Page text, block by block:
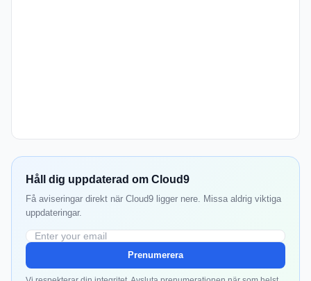
Håll dig uppdaterad om Cloud9
Få aviseringar direkt när Cloud9 ligger nere. Missa aldrig viktiga
uppdateringar.
Prenumerera